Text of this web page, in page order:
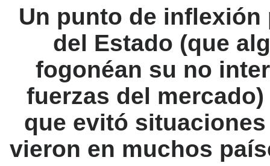
Un punto de
del Estado (que
fogonéan su no
fuerzas del
que evitó
vieron en muchos